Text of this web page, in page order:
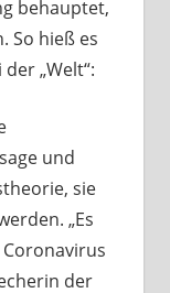
behauptet,
So hieß es
„Welt“:
und
sie
„Es
der